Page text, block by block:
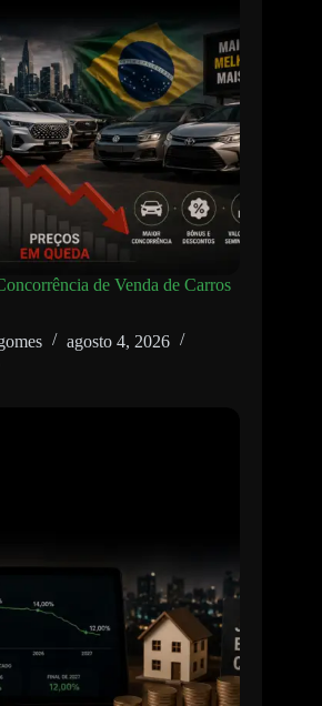
de Venda de Carros
agosto 4, 2026